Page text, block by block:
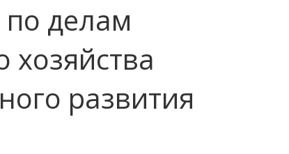
делам
развития